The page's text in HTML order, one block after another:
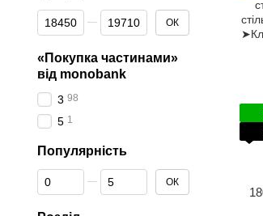
От Ціна, грн
До Ціна, грн ОК
«Покупка частинами»
від monobank
3 98
5 1
Популярність
От Популярність
До Популярність ОК